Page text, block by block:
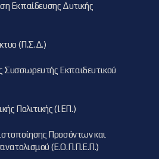
Εκπαίδευσης Δυτικής
(Π.Σ.Δ.)
Συσσωρευτής Εκπαιδευτικού
Πολιτικής (Ι.ΕΠ.)
Προσόντων και
(Ε.Ο.Π.Π.Ε.Π.)